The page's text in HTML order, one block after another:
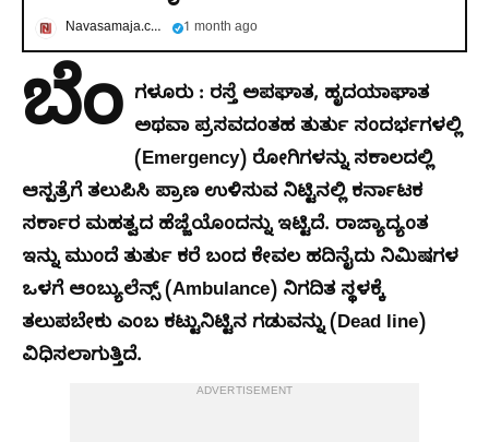
Navasamaja.com 1 month ago
ಬೆಂ ಗಳೂರು : ರಸ್ತೆ ಅಪಘಾತ, ಹೃದಯಾಘಾತ
ಅಥವಾ ಪ್ರಸವದಂತಹ ತುರ್ತು ಸಂದರ್ಭಗಳಲ್ಲಿ
(Emergency) ರೋಗಿಗಳನ್ನು ಸಕಾಲದಲ್ಲಿ
ಆಸ್ಪತ್ರೆಗೆ ತಲುಪಿಸಿ ಪ್ರಾಣ ಉಳಿಸುವ ನಿಟ್ಟಿನಲ್ಲಿ ಕರ್ನಾಟಕ
ಸರ್ಕಾರ ಮಹತ್ವದ ಹೆಜ್ಜೆಯೊಂದನ್ನು ಇಟ್ಟಿದೆ. ರಾಜ್ಯಾದ್ಯಂತ
ಇನ್ನು ಮುಂದೆ ತುರ್ತು ಕರೆ ಬಂದ ಕೇವಲ ಹದಿನೈದು ನಿಮಿಷಗಳ
ಒಳಗೆ ಆಂಬ್ಯುಲೆನ್ಸ್ (Ambulance) ನಿಗದಿತ ಸ್ಥಳಕ್ಕೆ
ತಲುಪಬೇಕು ಎಂಬ ಕಟ್ಟುನಿಟ್ಟಿನ ಗಡುವನ್ನು (Dead line)
ವಿಧಿಸಲಾಗುತ್ತಿದೆ.
ADVERTISEMENT